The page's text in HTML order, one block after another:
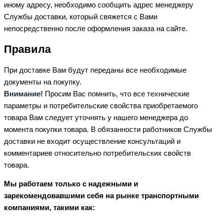
иному адресу, необходимо сообщить адрес менеджеру
Службы доставки, который свяжется с Вами
непосредственно после оформления заказа на сайте.
Правила
При доставке Вам будут переданы все необходимые
документы на покупку.
Внимание! Просим Вас помнить, что все технические
параметры и потребительские свойства приобретаемого
товара Вам следует уточнять у нашего менеджера до
момента покупки товара. В обязанности работников Службы
доставки не входит осуществление консультаций и
комментариев относительно потребительских свойств
товара.
Мы работаем только с надежными и
зарекомендовавшими себя на рынке транспортными
компаниями, такими как: